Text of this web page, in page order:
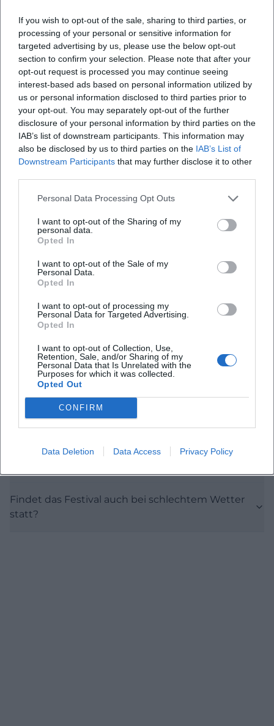
If you wish to opt-out of the sale, sharing to third parties, or
processing of your personal or sensitive information for
targeted advertising by us, please use the below opt-out
section to confirm your selection. Please note that after your
opt-out request is processed you may continue seeing
interest-based ads based on personal information utilized by
us or personal information disclosed to third parties prior to
your opt-out. You may separately opt-out of the further
disclosure of your personal information by third parties on the
IAB’s list of downstream participants. This information may
also be disclosed by us to third parties on the IAB’s List of
Downstream Participants that may further disclose it to other
Personal Data Processing Opt Outs
I want to opt-out of the Sharing of my
personal data.
Opted In
I want to opt-out of the Sale of my
Personal Data.
Opted In
I want to opt-out of processing my
Personal Data for Targeted Advertising.
Opted In
I want to opt-out of Collection, Use,
Retention, Sale, and/or Sharing of my
Personal Data that Is Unrelated with the
Purposes for which it was collected.
Opted Out
CONFIRM
Data Deletion Data Access Privacy Policy
Map unavailable
Open in Google Maps
Häufig gestellte Fragen
Wann findet das Food Truck Festival 2026 statt?
Was kostet der Eintritt?
Wo findet das Festival statt?
Gibt es ein Kinderprogramm?
Findet das Festival auch bei schlechtem Wetter
statt?